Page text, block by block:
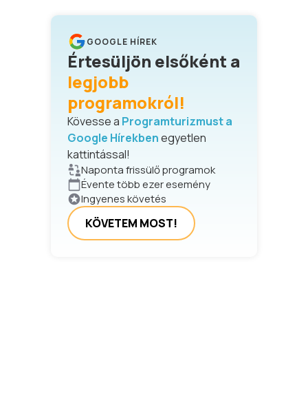
GOOGLE HÍREK
Értesüljön elsőként a
legjobb
programokról!
Kövesse a Programturizmust a
Google Hírekbenegyetlen
kattintással!
Naponta frissülő programok
Évente több ezer esemény
Ingyenes követés
KÖVETEM MOST!